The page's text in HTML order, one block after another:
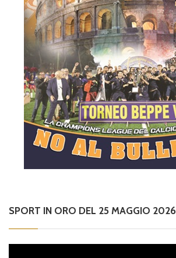
SPORT IN ORO DEL 25 MAGGIO 2026